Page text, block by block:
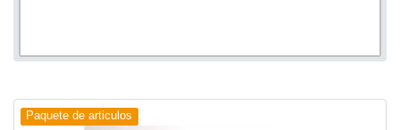
Paquete de articulos